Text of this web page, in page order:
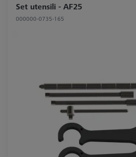
Set utensili - AF25
000000-0735-165